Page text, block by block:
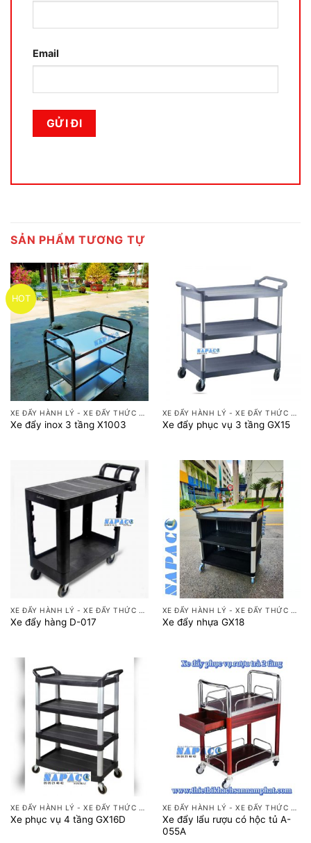
Email
SẢN PHẨM TƯƠNG TỰ
HOT
XE ĐẨY HÀNH LÝ - XE ĐẨY THỨC ĂN
Xe đẩy inox 3 tầng X1003
XE ĐẨY HÀNH LÝ - XE ĐẨY THỨC ĂN
Xe đẩy phục vụ 3 tầng GX15
XE ĐẨY HÀNH LÝ - XE ĐẨY THỨC ĂN
Xe đẩy hàng D-017
XE ĐẨY HÀNH LÝ - XE ĐẨY THỨC ĂN
Xe đẩy nhựa GX18
XE ĐẨY HÀNH LÝ - XE ĐẨY THỨC ĂN
Xe phục vụ 4 tầng GX16D
XE ĐẨY HÀNH LÝ - XE ĐẨY THỨC ĂN
Xe đẩy lẩu rượu có hộc tủ A-
055A